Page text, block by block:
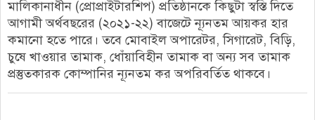
মালিকানাধীন (প্রোপ্রাইটারশিপ) প্রতিষ্ঠানকে কিছুটা স্বস্তি দিতে
আগামী অর্থবছরের (২০২১-২২) বাজেটে ন্যূনতম আয়কর হার
কমানো হতে পারে। তবে মোবাইল অপারেটর, সিগারেট, বিড়ি,
চুষে খাওয়ার তামাক, ধোঁয়াবিহীন তামাক বা অন্য সব তামাক
প্রস্তুতকারক কোম্পানির ন্যূনতম কর অপরিবর্তিত থাকবে।